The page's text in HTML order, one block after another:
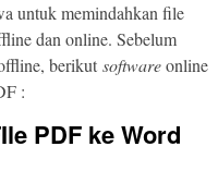
untuk memindahkan file
dan online. Sebelum
berikut softwareonline
:
PDF ke Word